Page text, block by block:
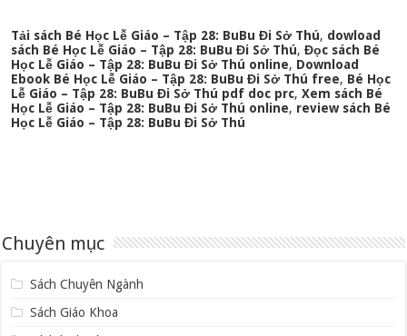
Tải sách Bé Học Lễ Giáo – Tập 28: BuBu Đi Sở Thú, dowload
sách Bé Học Lễ Giáo – Tập 28: BuBu Đi Sở Thú,Đọc sách Bé
Học Lễ Giáo – Tập 28: BuBu Đi Sở Thú online, Download
Ebook Bé Học Lễ Giáo – Tập 28: BuBu Đi Sở Thú free, Bé Học
Lễ Giáo – Tập 28: BuBu Đi Sở Thú pdf doc prc,Xem sách Bé
Học Lễ Giáo – Tập 28: BuBu Đi Sở Thú online, review sách Bé
Học Lễ Giáo – Tập 28: BuBu Đi Sở Thú
Chuyên mục
Sách Chuyên Ngành
Sách Giáo Khoa